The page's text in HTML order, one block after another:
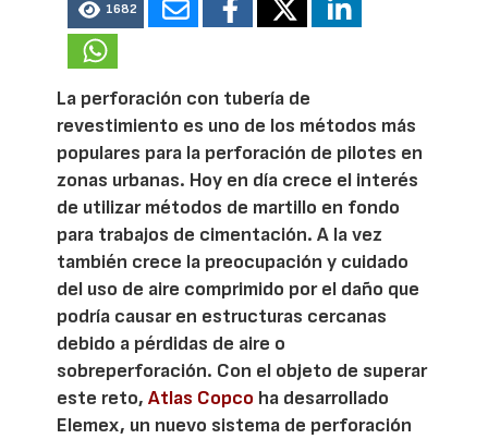
1682
La perforación con tubería de
revestimiento es uno de los métodos más
populares para la perforación de pilotes en
zonas urbanas. Hoy en día crece el interés
de utilizar métodos de martillo en fondo
para trabajos de cimentación. A la vez
también crece la preocupación y cuidado
del uso de aire comprimido por el daño que
podría causar en estructuras cercanas
debido a pérdidas de aire o
sobreperforación. Con el objeto de superar
este reto,Atlas Copco ha desarrollado
Elemex, un nuevo sistema de perforación